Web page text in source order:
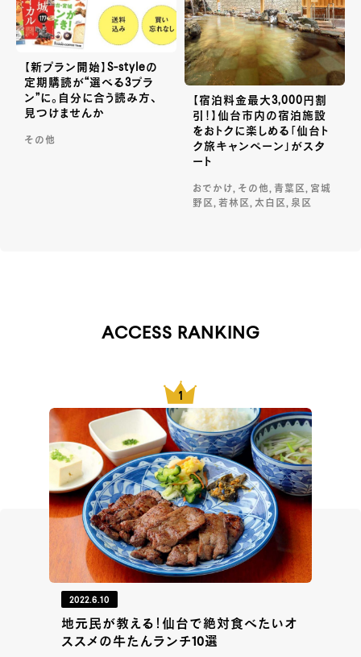
【新プラン開始】S-styleの
定期購読が“選べる3プラ
ン”に。自分に合う読み方、
見つけませんか
その他
【宿泊料金最大3,000円割
引！】仙台市内の宿泊施設
をおトクに楽しめる「仙台ト
ク旅キャンペーン」がスタ
ート
おでかけ, その他, 青葉区, 宮城
野区, 若林区, 太白区, 泉区
ACCESS RANKING
2022.6.10
地元民が教える！仙台で絶対食べたいオ
ススメの牛たんランチ10選